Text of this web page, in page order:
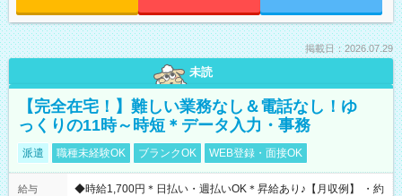
掲載日：2026.07.29
未読
【完全在宅！】難しい業務なし＆電話なし！ゆ
っくりの11時～時短＊データ入力・事務
派遣 職種未経験OK ブランクOK WEB登録・面接OK
給与
◆時給1,700円＊日払い・週払いOK＊昇給あり♪【月収例】 ・約